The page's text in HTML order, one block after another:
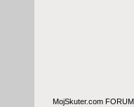
MojSkuter.com FORUM